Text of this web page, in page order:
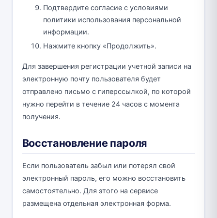
Подтвердите согласие с условиями
политики использования персональной
информации.
Нажмите кнопку «Продолжить».
Для завершения регистрации учетной записи на
электронную почту пользователя будет
отправлено письмо с гиперссылкой, по которой
нужно перейти в течение 24 часов с момента
получения.
Восстановление пароля
Если пользователь забыл или потерял свой
электронный пароль, его можно восстановить
самостоятельно. Для этого на сервисе
размещена отдельная электронная форма.